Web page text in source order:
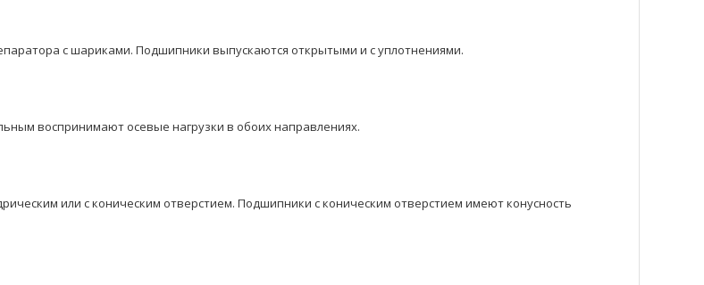
с шариками. Подшипники выпускаются открытыми и с уплотнениями.
воспринимают осевые нагрузки в обоих направлениях.
или с коническим отверстием. Подшипники с коническим отверстием имеют конусность